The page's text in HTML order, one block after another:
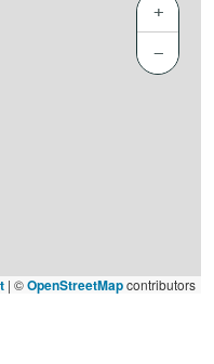
+
−
| ©OpenStreetMapcontributors